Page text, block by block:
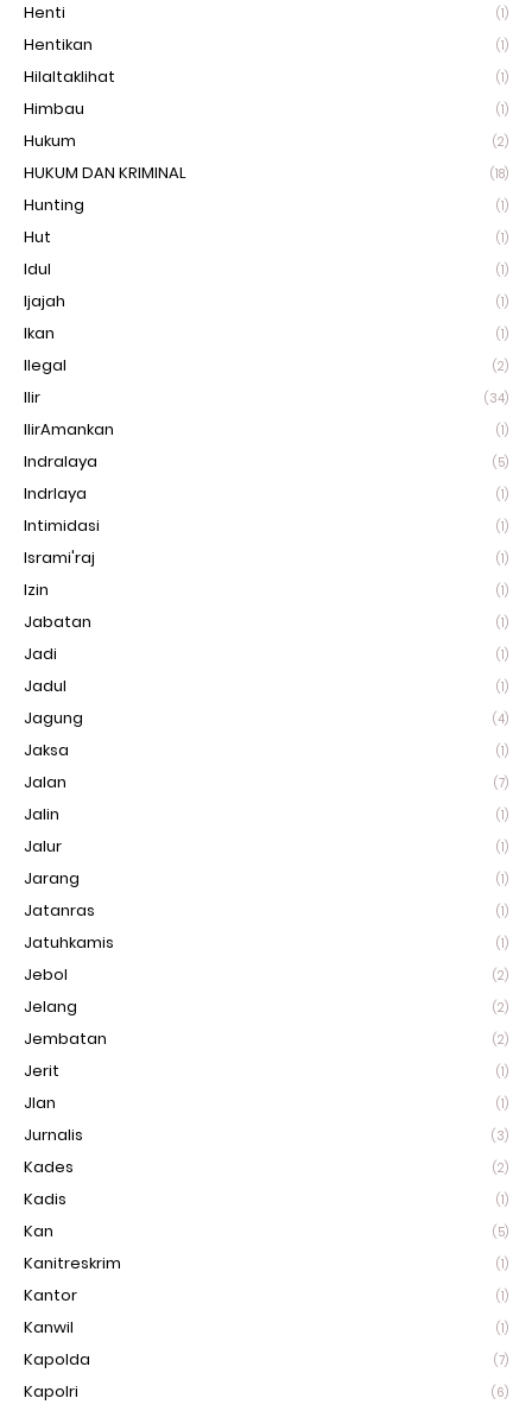
Henti (1)
Hentikan (1)
Hilaltaklihat (1)
Himbau (1)
Hukum (2)
HUKUM DAN KRIMINAL (18)
Hunting (1)
Hut (1)
Idul (1)
Ijajah (1)
Ikan (1)
Ilegal (2)
Ilir (34)
IlirAmankan (1)
Indralaya (5)
Indrlaya (1)
Intimidasi (1)
Isrami'raj (1)
Izin (1)
Jabatan (1)
Jadi (1)
Jadul (1)
Jagung (4)
Jaksa (1)
Jalan (7)
Jalin (1)
Jalur (1)
Jarang (1)
Jatanras (1)
Jatuhkamis (1)
Jebol (2)
Jelang (2)
Jembatan (2)
Jerit (1)
Jlan (1)
Jurnalis (3)
Kades (2)
Kadis (1)
Kan (5)
Kanitreskrim (1)
Kantor (1)
Kanwil (1)
Kapolda (7)
Kapolri (6)